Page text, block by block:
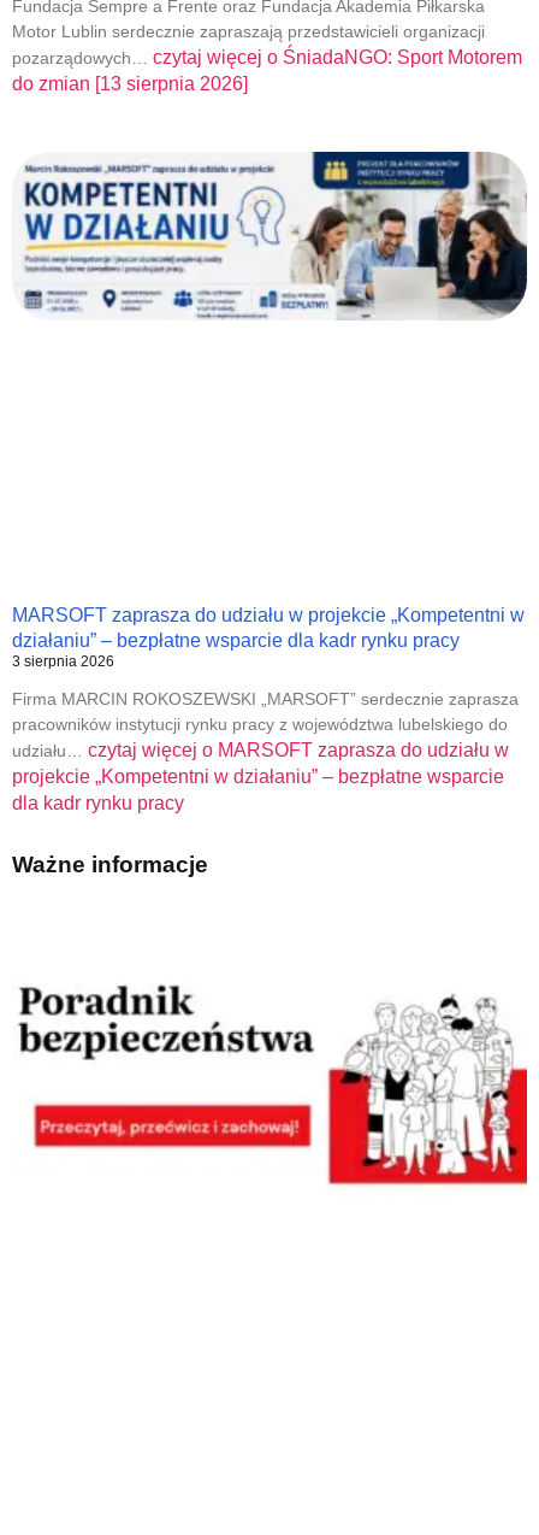
Fundacja Sempre a Frente oraz Fundacja Akademia Piłkarska
Motor Lublin serdecznie zapraszają przedstawicieli organizacji
pozarządowych… czytaj więcej o ŚniadaNGO: Sport Motorem
do zmian [13 sierpnia 2026]
MARSOFT zaprasza do udziału w projekcie „Kompetentni w
działaniu” – bezpłatne wsparcie dla kadr rynku pracy
3 sierpnia 2026
Firma MARCIN ROKOSZEWSKI „MARSOFT” serdecznie zaprasza
pracowników instytucji rynku pracy z województwa lubelskiego do
udziału… czytaj więcej o MARSOFT zaprasza do udziału w
projekcie „Kompetentni w działaniu” – bezpłatne wsparcie
dla kadr rynku pracy
Ważne informacje